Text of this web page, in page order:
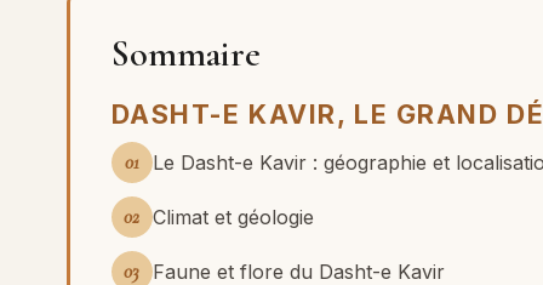
Sommaire
DASHT-E KAVIR, LE GRAND
01 Le Dasht-e Kavir : géographie et
02 Climat et géologie
03 Faune et flore du Dasht-e Kavir